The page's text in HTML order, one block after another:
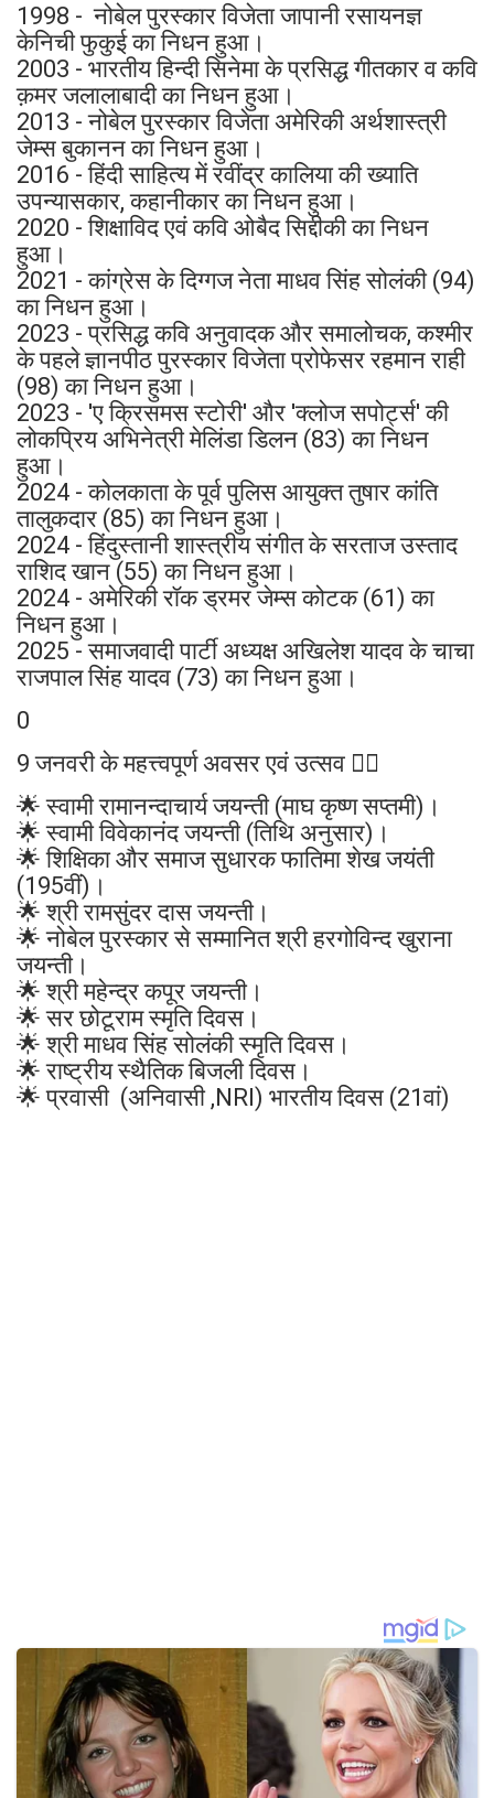
1998 - नोबेल पुरस्कार विजेता जापानी रसायनज्ञ
केनिची फुकुई का निधन हुआ।
2003 - भारतीय हिन्दी सिनेमा के प्रसिद्ध गीतकार व कवि
क़मर जलालाबादी का निधन हुआ।
2013 - नोबेल पुरस्कार विजेता अमेरिकी अर्थशास्त्री
जेम्स बुकानन का निधन हुआ।
2016 - हिंदी साहित्य में रवींद्र कालिया की ख्याति
उपन्यासकार, कहानीकार का निधन हुआ।
2020 - शिक्षाविद एवं कवि ओबैद सिद्दीकी का निधन
हुआ।
2021 - कांग्रेस के दिग्गज नेता माधव सिंह सोलंकी (94)
का निधन हुआ।
2023 - प्रसिद्ध कवि अनुवादक और समालोचक, कश्मीर
के पहले ज्ञानपीठ पुरस्कार विजेता प्रोफेसर रहमान राही
(98) का निधन हुआ।
2023 - 'ए क्रिसमस स्टोरी' और 'क्लोज सपोर्ट्स' की
लोकप्रिय अभिनेत्री मेलिंडा डिलन (83) का निधन
हुआ।
2024 - कोलकाता के पूर्व पुलिस आयुक्त तुषार कांति
तालुकदार (85) का निधन हुआ।
2024 - हिंदुस्तानी शास्त्रीय संगीत के सरताज उस्ताद
राशिद खान (55) का निधन हुआ।
2024 - अमेरिकी रॉक ड्रमर जेम्स कोटक (61) का
निधन हुआ।
2025 - समाजवादी पार्टी अध्यक्ष अखिलेश यादव के चाचा
राजपाल सिंह यादव (73) का निधन हुआ।
0
9 जनवरी के महत्त्वपूर्ण अवसर एवं उत्सव 👉🏻
🌟 स्वामी रामानन्दाचार्य जयन्ती (माघ कृष्ण सप्तमी)।
🌟 स्वामी विवेकानंद जयन्ती (तिथि अनुसार)।
🌟 शिक्षिका और समाज सुधारक फातिमा शेख जयंती
(195वीं)।
🌟 श्री रामसुंदर दास जयन्ती।
🌟 नोबेल पुरस्कार से सम्मानित श्री हरगोविन्द खुराना
जयन्ती।
🌟 श्री महेन्द्र कपूर जयन्ती।
🌟 सर छोटूराम स्मृति दिवस।
🌟 श्री माधव सिंह सोलंकी स्मृति दिवस।
🌟 राष्ट्रीय स्थैतिक बिजली दिवस।
🌟 प्रवासी (अनिवासी ,NRI) भारतीय दिवस (21वां)